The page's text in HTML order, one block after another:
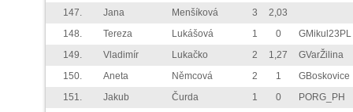
147.
Jana Menšíková 3
2,03
148.
Tereza Lukášová 1 0
GMikul23PL
149.
Vladimír Lukačko 2 1,27
GVarŽilina
150.
Aneta Němcová 2 1
GBoskovice
151.
Jakub Čurda 1 0
PORG_PH